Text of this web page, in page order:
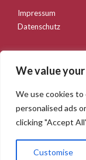
We value
We use cookies
personalised ads
clicking "Accept
Customise
Impressum
Datenschutz
Startseite
Salerno